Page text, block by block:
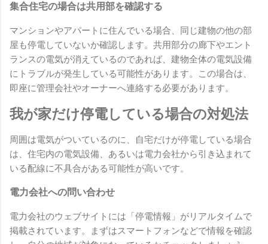
集合住宅の場合は共用部を確認する
マンションやアパートに住んでいる場合、同じ建物の他の部
屋も停電していないか確認します。共用部分の廊下やエント
ランスの電気が消えているのであれば、建物全体の電気設備
にトラブルが発生している可能性があります。この場合は、
即座に管理会社やオーナーへ連絡する必要があります。
我が家だけ停電している場合の対処法
周囲は電気がついているのに、自宅だけが停電している場合
は、住宅内の電気設備、あるいは電力会社から引き込まれて
いる配線に不具合がある可能性が高いです。
電力会社への問い合わせ
電力会社のウェブサイトには「停電情報」がリアルタイムで
掲載されています。まずはスマートフォンなどで情報を確認